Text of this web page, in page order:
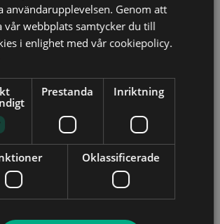
om kursen
kommentar.
användarupplevelsen. Genom att
vår webbplats samtycker du till
i enlighet med vår cookiepolicy.
Prestanda Inriktning
Oklassificerade